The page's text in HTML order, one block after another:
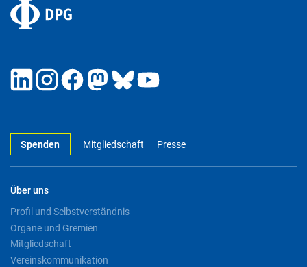
Spenden Mitgliedschaft Presse
Über uns
Profil und Selbstverständnis
Organe und Gremien
Mitgliedschaft
Vereinskommunikation